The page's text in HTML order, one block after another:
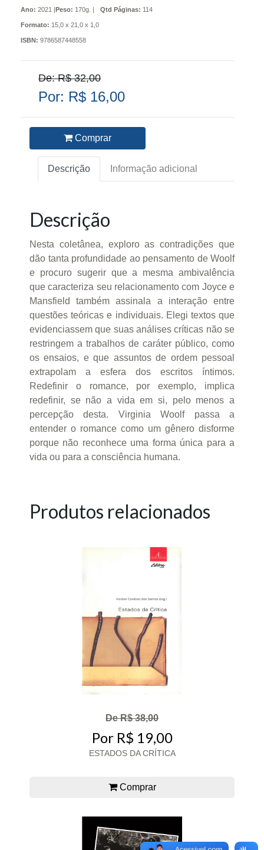
Ano: 2021 |Peso: 170g. | Qtd Páginas: 114
Formato: 15,0 x 21,0 x 1,0
ISBN: 9786587448558
De: R$ 32,00
Por: R$ 16,00
Comprar
Descrição Informação adicional
Descrição
Nesta coletânea, exploro as contradições que
dão tanta profundidade ao pensamento de Woolf
e procuro sugerir que a mesma ambivalência
que caracteriza seu relacionamento com Joyce e
Mansfield também assinala a interação entre
questões teóricas e individuais. Elegi textos que
evidenciassem que suas análises críticas não se
restringem a trabalhos de caráter público, como
os ensaios, e que assuntos de ordem pessoal
extrapolam a esfera dos escritos íntimos.
Redefinir o romance, por exemplo, implica
redefinir, se não a vida em si, pelo menos a
percepção desta. Virginia Woolf passa a
entender o romance como um gênero disforme
porque não reconhece uma forma única para a
vida ou para a consciência humana.
Produtos relacionados
De R$ 38,00
Por R$ 19,00
ESTADOS DA CRÍTICA
Comprar